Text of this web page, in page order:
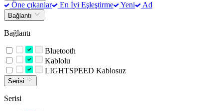
Öne çıkanlar En İyi Eşleştirme Yeni Ad
Bağlantı
Bağlantı
Bluetooth
Kablolu
LIGHTSPEED Kablosuz
Serisi
Serisi